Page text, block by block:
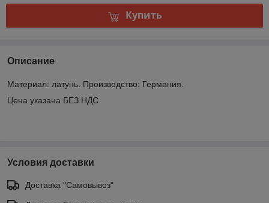
Купить
Описание
Материал: латунь. Производство: Германия.
Цена указана БЕЗ НДС
Условия доставки
Доставка "Самовывоз"